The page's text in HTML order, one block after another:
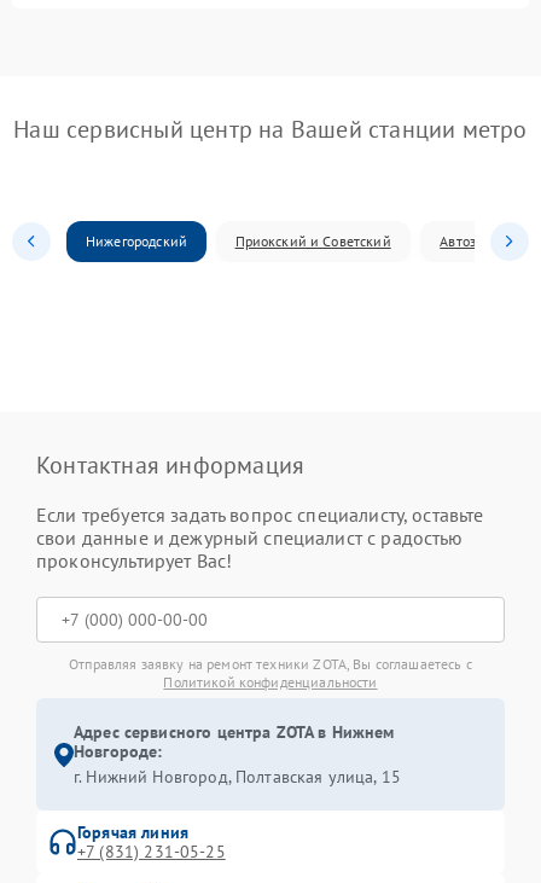
Наш сервисный центр на Вашей станции метро
Нижегородский Приокский и Советский Автозаводский
Контактная информация
Если требуется задать вопрос специалисту, оставьте
свои данные и дежурный специалист с радостью
проконсультирует Вас!
Отправляя заявку на ремонт техники ZOTA, Вы соглашаетесь с
Политикой конфиденциальности
Адрес сервисного центра ZOTA в Нижнем
Новгороде:
г. Нижний Новгород, Полтавская улица, 15
Горячая линия
+7 (831) 231-05-25